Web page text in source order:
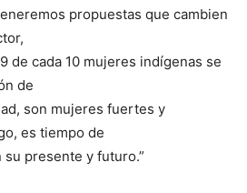
propuestas que cambien
de cada 10 mujeres indígenas se
de
son mujeres fuertes y
es tiempo de
presente y futuro.”